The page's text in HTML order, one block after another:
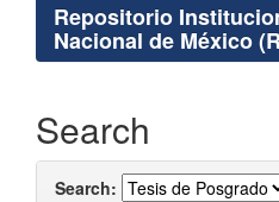
Repositorio
Nacional de México
Search
Search: